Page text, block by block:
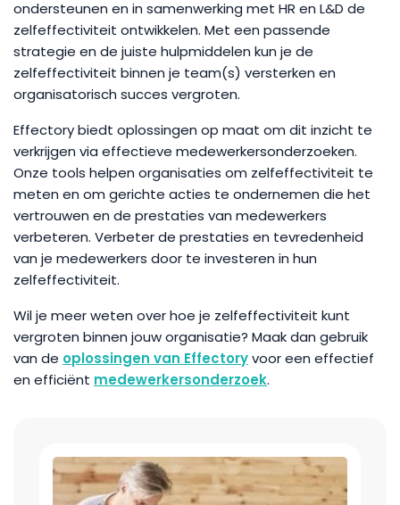
ondersteunen en in samenwerking met HR en L&D de
zelfeffectiviteit ontwikkelen. Met een passende
strategie en de juiste hulpmiddelen kun je de
zelfeffectiviteit binnen je team(s) versterken en
organisatorisch succes vergroten.
Effectory biedt oplossingen op maat om dit inzicht te
verkrijgen via effectieve medewerkersonderzoeken.
Onze tools helpen organisaties om zelfeffectiviteit te
meten en om gerichte acties te ondernemen die het
vertrouwen en de prestaties van medewerkers
verbeteren. Verbeter de prestaties en tevredenheid
van je medewerkers door te investeren in hun
zelfeffectiviteit.
Wil je meer weten over hoe je zelfeffectiviteit kunt
vergroten binnen jouw organisatie? Maak dan gebruik
van de oplossingen van Effectoryvoor een effectief
en efficiënt medewerkersonderzoek.